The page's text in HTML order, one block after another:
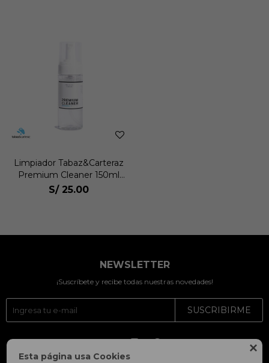

Esta página usa Cookies
Limpiador Tabaz&Carteraz
Premium Cleaner 150ml
Unisex
S/ 25.00
NEWSLETTER
¡Suscríbete y recibe todas nuestras novedades!
SUSCRIBIRME